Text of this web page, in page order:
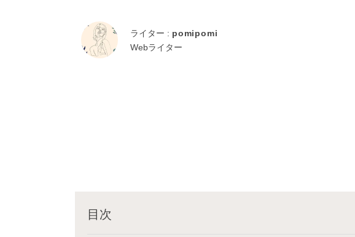
ライター : pomipomi
Webライター
目次